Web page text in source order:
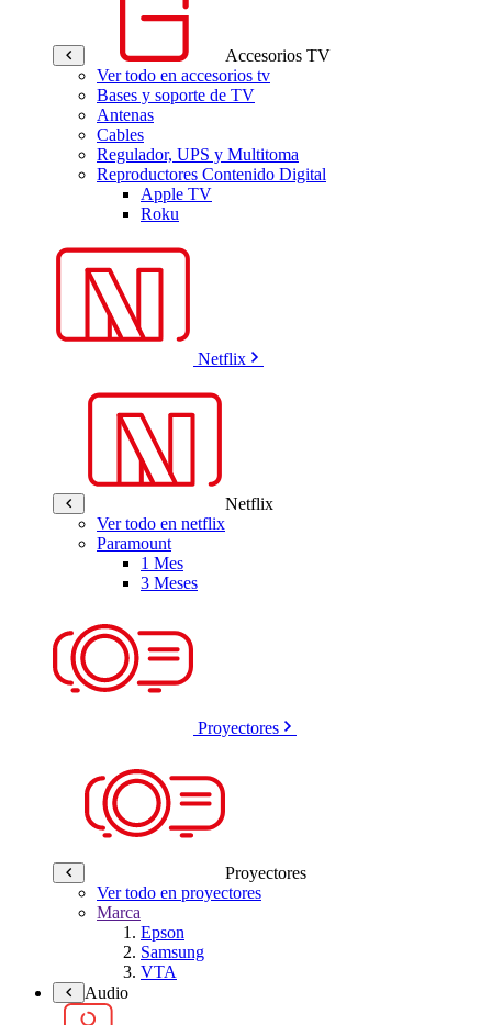
Accesorios TV
Ver todo en accesorios tv
Bases y soporte de TV
Antenas
Cables
Regulador, UPS y Multitoma
Reproductores Contenido Digital
Apple TV
Roku
Netflix
Netflix
Ver todo en netflix
Paramount
1 Mes
3 Meses
Proyectores
Proyectores
Ver todo en proyectores
Marca
Epson
Samsung
VTA
Audio